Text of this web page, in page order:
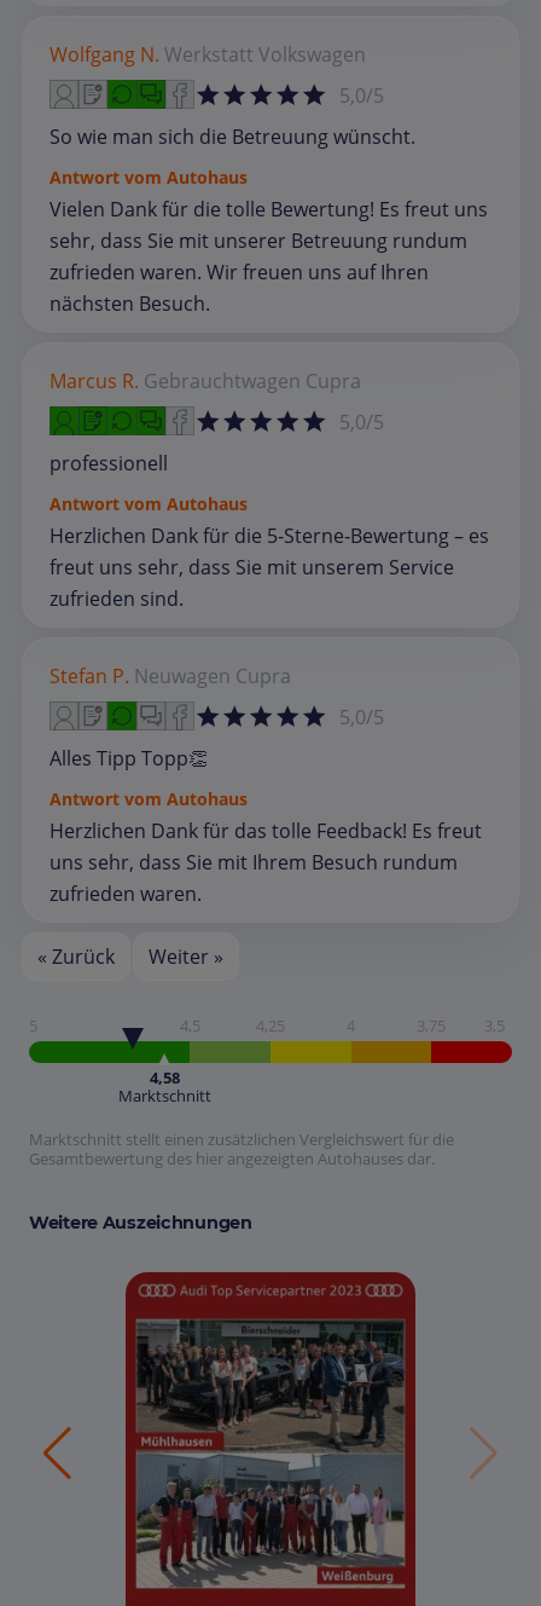
Wolfgang N. Werkstatt Volkswagen
5,0/5
So wie man sich die Betreuung wünscht.
Antwort vom Autohaus
Vielen Dank für die tolle Bewertung! Es freut uns
sehr, dass Sie mit unserer Betreuung rundum
zufrieden waren. Wir freuen uns auf Ihren
nächsten Besuch.
Marcus R. Gebrauchtwagen Cupra
5,0/5
professionell
Antwort vom Autohaus
Herzlichen Dank für die 5‑Sterne‑Bewertung – es
freut uns sehr, dass Sie mit unserem Service
zufrieden sind.
Stefan P. Neuwagen Cupra
5,0/5
Alles Tipp Topp👏
Antwort vom Autohaus
Herzlichen Dank für das tolle Feedback! Es freut
uns sehr, dass Sie mit Ihrem Besuch rundum
zufrieden waren.
« Zurück Weiter »
5 4,5 4,25 4 3,75 3,5
4,58
Marktschnitt
Marktschnitt stellt einen zusätzlichen Vergleichswert für die
Gesamtbewertung des hier angezeigten Autohauses dar.
Weitere Auszeichnungen